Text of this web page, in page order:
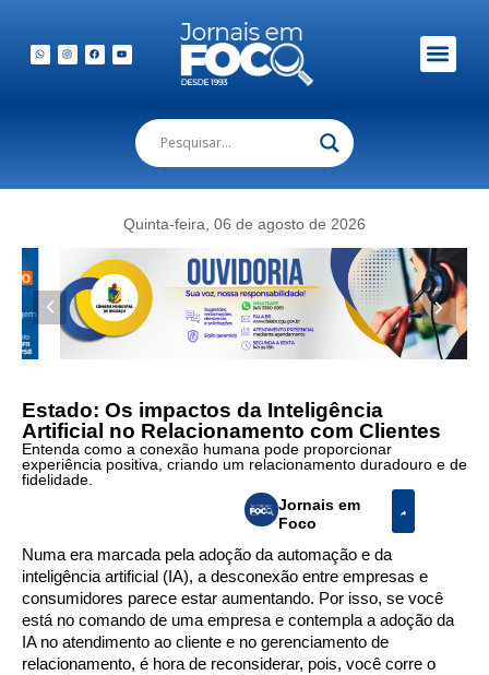
Quinta-feira, 06 de agosto de 2026
Estado: Os impactos da Inteligência
Artificial no Relacionamento com Clientes
Entenda como a conexão humana pode proporcionar
experiência positiva, criando um relacionamento duradouro e de
fidelidade.
Jornais em
Foco
Numa era marcada pela adoção da automação e da
inteligência artificial (IA), a desconexão entre empresas e
consumidores parece estar aumentando. Por isso, se você
está no comando de uma empresa e contempla a adoção da
IA no atendimento ao cliente e no gerenciamento de
relacionamento, é hora de reconsiderar, pois, você corre o